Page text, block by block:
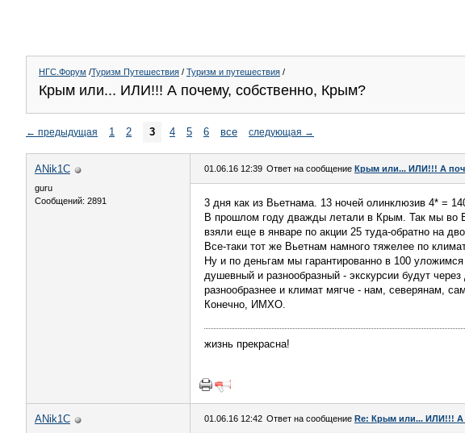
НГС.Форум /Туризм Путешествия / Туризм и путешествия /
Крым или... ИЛИ!!! А почему, собственно, Крым?
← предыдущая 1 2 3 4 5 6 все следующая →
ANik1C
guru
Сообщений: 2891
01.06.16 12:39 Ответ на сообщение Крым или... ИЛИ!!! А
3 дня как из Вьетнама. 13 ночей олинклюзив 4* =
В прошлом году дважды летали в Крым. Так мы во
взяли еще в январе по акции 25 туда-обратно на
Все-таки тот же Вьетнам намного тяжелее по
Ну и по деньгам мы гарантированно в 100
душевный и разнообразный - экскурсии будут
разнообразнее и климат мягче - нам, северянам,
Конечно, ИМХО.
жизнь прекрасна!
ANik1C 01.06.16 12:42 Ответ на сообщение Re: Крым или... ИЛИ!!! А